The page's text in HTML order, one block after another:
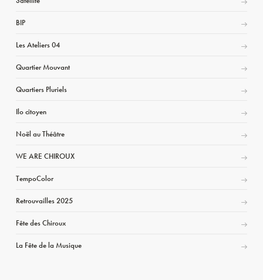
BIP
Les Ateliers 04
Quartier Mouvant
Quartiers Pluriels
Ilo citoyen
Noël au Théâtre
WE ARE CHIROUX
TempoColor
Retrouvailles 2025
Fête des Chiroux
La Fête de la Musique